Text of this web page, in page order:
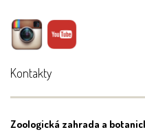
Kontakty
Zoologická zahrada a